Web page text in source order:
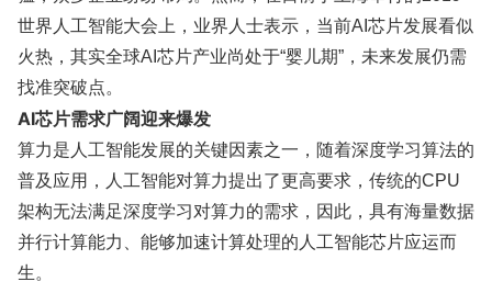
世界人工智能大会上，业界人士表示，当前AI芯片发展看似
火热，其实全球AI芯片产业尚处于“婴儿期”，未来发展仍需
找准突破点。
AI芯片需求广阔迎来爆发
算力是人工智能发展的关键因素之一，随着深度学习算法的
普及应用，人工智能对算力提出了更高要求，传统的CPU
架构无法满足深度学习对算力的需求，因此，具有海量数据
并行计算能力、能够加速计算处理的人工智能芯片应运而
生。